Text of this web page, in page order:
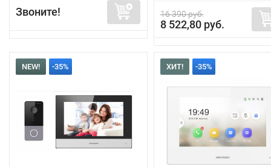
Звоните! 16 390 руб.
8 522,80 руб.
NEW! -35% ХИТ! -35%